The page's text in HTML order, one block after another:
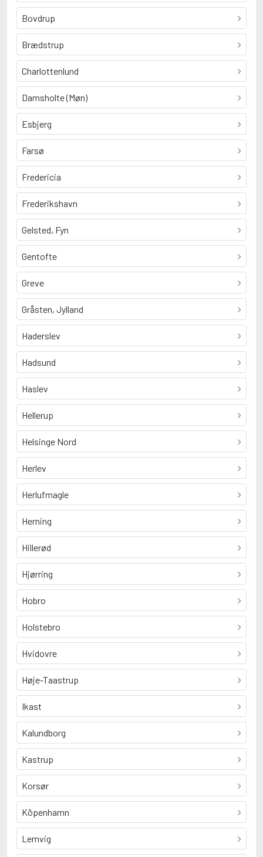
Bovdrup
Brædstrup
Charlottenlund
Damsholte (Møn)
Esbjerg
Farsø
Fredericia
Frederikshavn
Gelsted, Fyn
Gentofte
Greve
Gråsten, Jylland
Haderslev
Hadsund
Haslev
Hellerup
Helsinge Nord
Herlev
Herlufmagle
Herning
Hillerød
Hjørring
Hobro
Holstebro
Hvidovre
Høje-Taastrup
Ikast
Kalundborg
Kastrup
Korsør
Köpenhamn
Lemvig